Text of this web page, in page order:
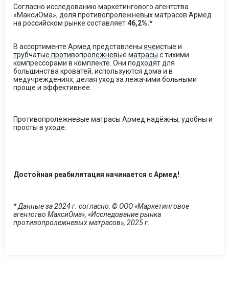
Согласно исследованию маркетингового агентства
«МаксиОма», доля противопролежневых матрасов Армед
на российском рынке составляет46,2%.*
В ассортименте Армед представлены ячеистые и
трубчатые противопролежневые матрасы с тихими
компрессорами в комплекте. Они подходят для
большинства кроватей, используются дома и в
медучреждениях, делая уход за лежачими больными
проще и эффективнее.
Противопролежневые матрасы Армед надёжны, удобны и
просты в уходе.
Достойная реабилитация начинается с Армед!
* Данные за 2024 г. согласно: © ООО «Маркетинговое
агентство МаксиОма», «Исследование рынка
противопролежневых матрасов», 2025 г.